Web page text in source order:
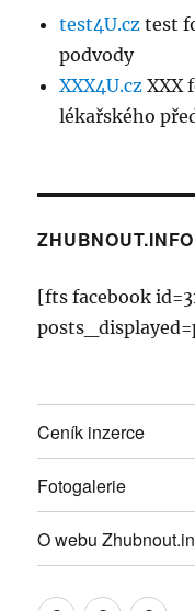
test4U.cz test
podvody
XXX4U.cz XXX
lékařského
[fts facebook
Ceník inzerce
Fotogalerie
O webu